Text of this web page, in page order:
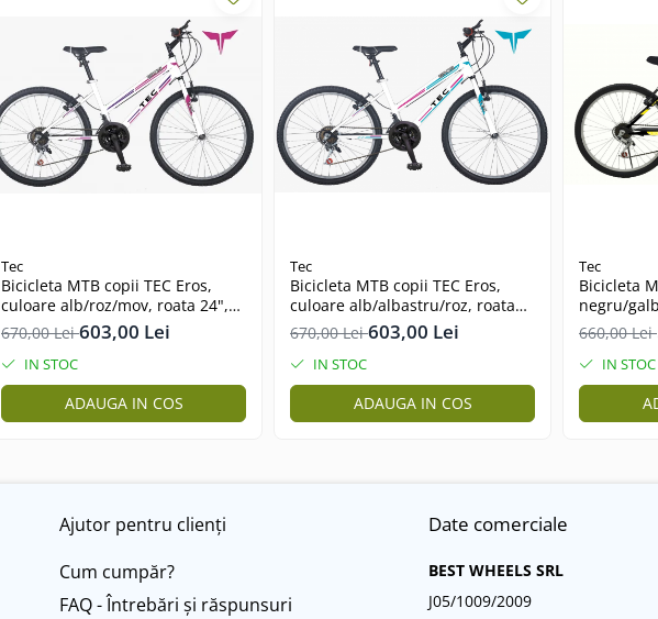
Tec
Bicicleta MTB copii TEC Eros,
culoare alb/roz/mov, roata 24",
cadru din otel
670,00 Lei603,00 Lei
IN STOC
ADAUGA IN COS
Tec
Bicicleta MTB copii TEC Eros,
culoare alb/albastru/roz, roata
24", cadru din otel
670,00 Lei603,00 Lei
IN STOC
ADAUGA IN COS
Tec
Bicicleta
negru/
din otel
660,00 Lei
IN STOC
Ajutor pentru clienți
Cum cumpăr?
FAQ - Întrebări și răspunsuri
Date comerciale
BEST WHEELS SRL
J05/1009/2009